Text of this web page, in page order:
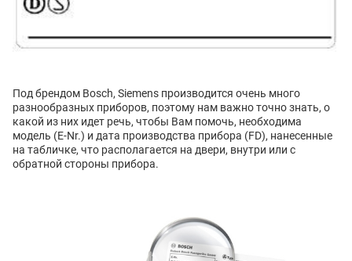
Под брендом Bosch, Siemens производится очень много
разнообразных приборов, поэтому нам важно точно знать, о
какой из них идет речь, чтобы Вам помочь, необходима
модель (E-Nr.) и дата производства прибора (FD), нанесенные
на табличке, что располагается на двери, внутри или с
обратной стороны прибора.